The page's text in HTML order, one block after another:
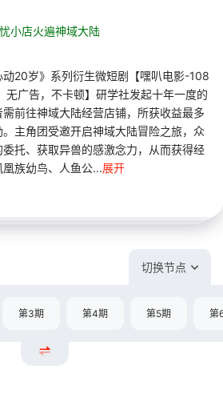
小店火遍神域大陆
20岁》系列衍生微短剧【嘿叭电影-108
无广告，不卡顿】研学社发起十年一度的
前往神域大陆经营店铺，所获收益最多
主角团受邀开启神域大陆冒险之旅，众
委托、获取异兽的感激念力，从而获得经
族幼鸟、人鱼公...展开
切换节点
第3期 第4期 第5期 第